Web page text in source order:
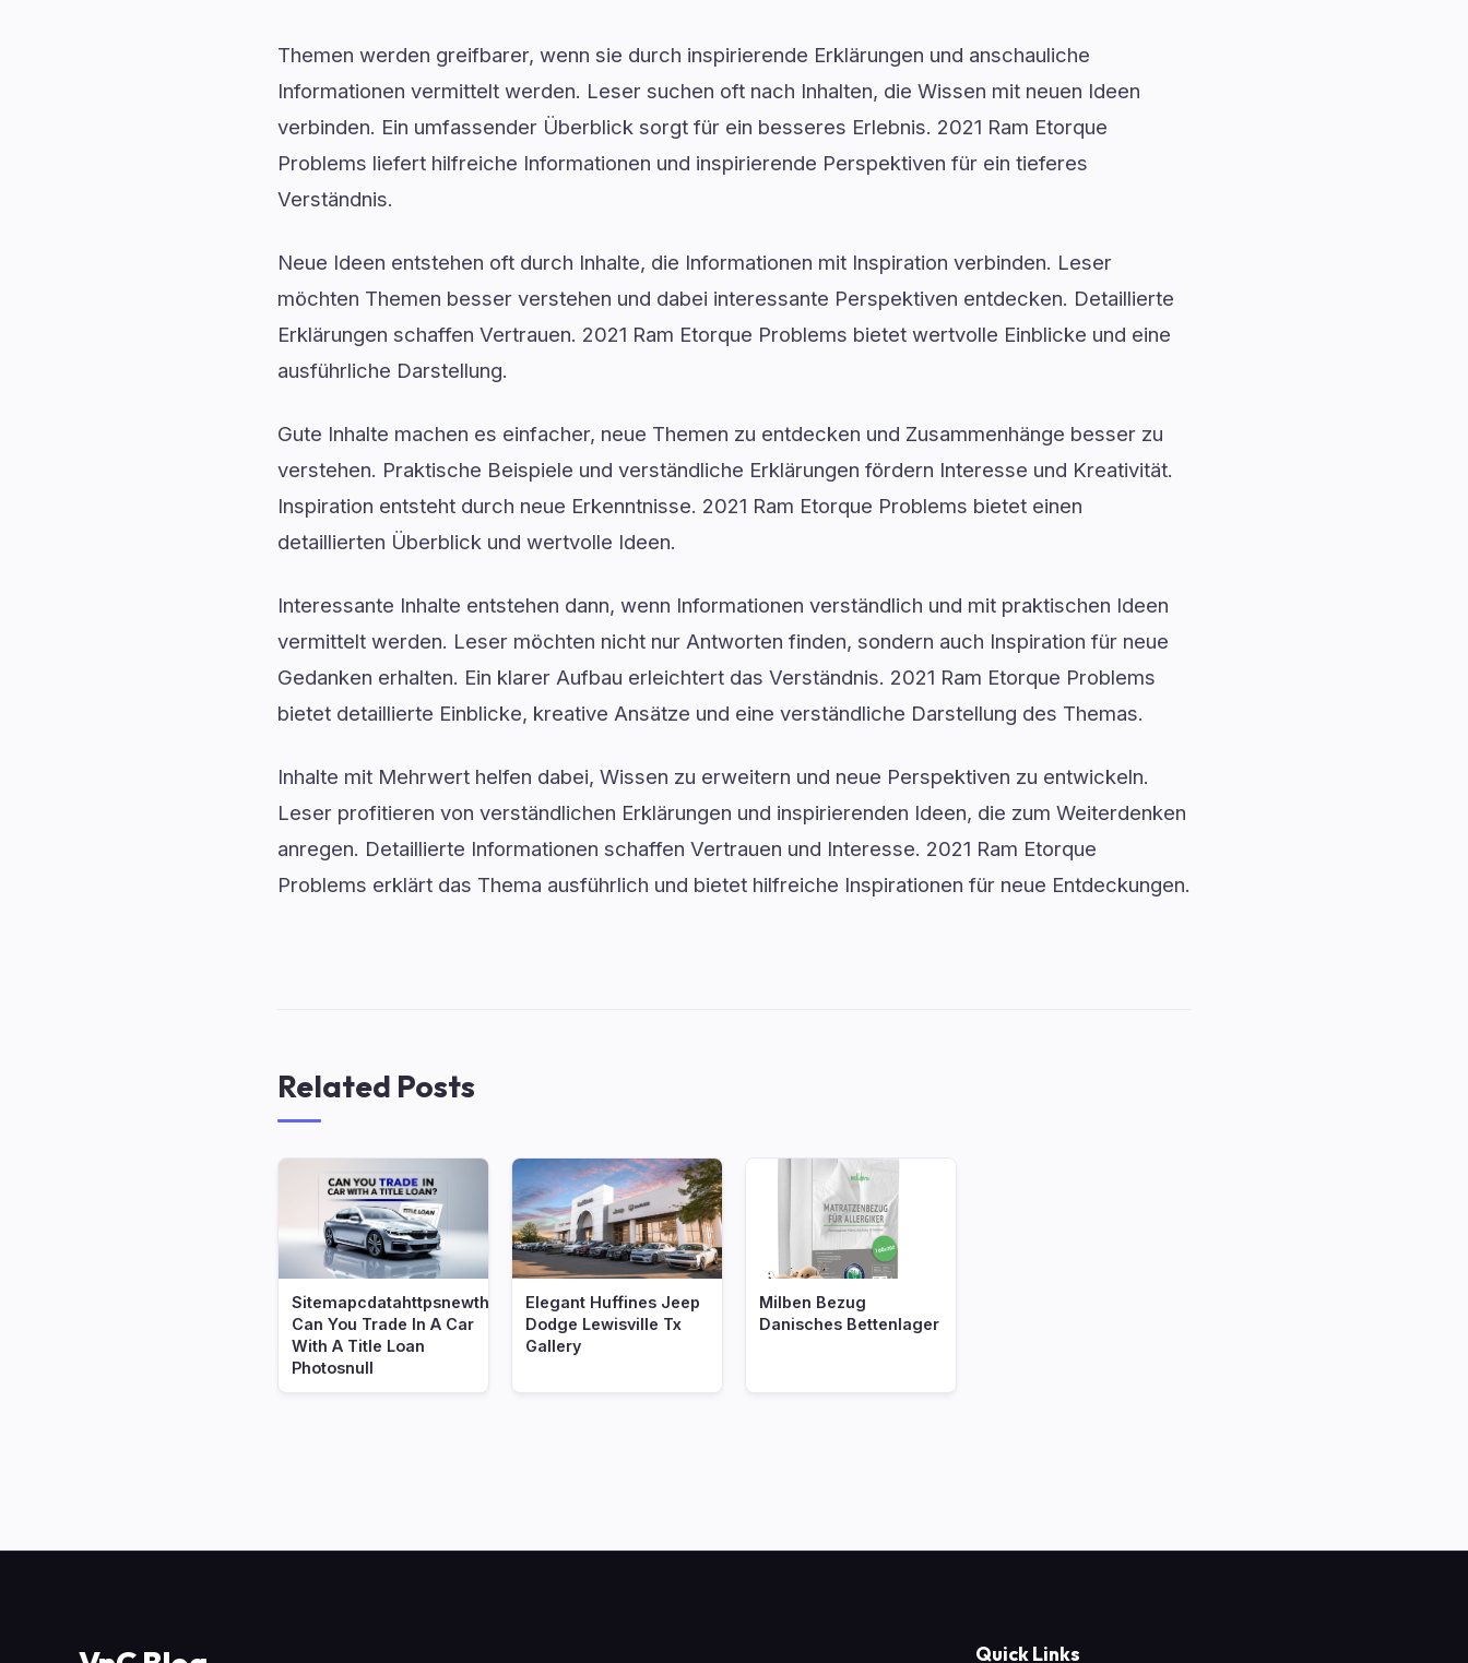
Themen werden greifbarer, wenn sie durch inspirierende Erklärungen und anschauliche
Informationen vermittelt werden. Leser suchen oft nach Inhalten, die Wissen mit neuen Ideen
verbinden. Ein umfassender Überblick sorgt für ein besseres Erlebnis. 2021 Ram Etorque
Problems liefert hilfreiche Informationen und inspirierende Perspektiven für ein tieferes
Verständnis.
Neue Ideen entstehen oft durch Inhalte, die Informationen mit Inspiration verbinden. Leser
möchten Themen besser verstehen und dabei interessante Perspektiven entdecken. Detaillierte
Erklärungen schaffen Vertrauen. 2021 Ram Etorque Problems bietet wertvolle Einblicke und eine
ausführliche Darstellung.
Gute Inhalte machen es einfacher, neue Themen zu entdecken und Zusammenhänge besser zu
verstehen. Praktische Beispiele und verständliche Erklärungen fördern Interesse und Kreativität.
Inspiration entsteht durch neue Erkenntnisse. 2021 Ram Etorque Problems bietet einen
detaillierten Überblick und wertvolle Ideen.
Interessante Inhalte entstehen dann, wenn Informationen verständlich und mit praktischen Ideen
vermittelt werden. Leser möchten nicht nur Antworten finden, sondern auch Inspiration für neue
Gedanken erhalten. Ein klarer Aufbau erleichtert das Verständnis. 2021 Ram Etorque Problems
bietet detaillierte Einblicke, kreative Ansätze und eine verständliche Darstellung des Themas.
Inhalte mit Mehrwert helfen dabei, Wissen zu erweitern und neue Perspektiven zu entwickeln.
Leser profitieren von verständlichen Erklärungen und inspirierenden Ideen, die zum Weiterdenken
anregen. Detaillierte Informationen schaffen Vertrauen und Interesse. 2021 Ram Etorque
Problems erklärt das Thema ausführlich und bietet hilfreiche Inspirationen für neue Entdeckungen.
Related Posts
Sitemapcdatahttpsnewthereferenznetinteresting
Can You Trade In A Car
With A Title Loan
Photosnull
Elegant Huffines Jeep
Dodge Lewisville Tx
Gallery
Milben Bezug
Danisches Bettenlager
Quick Links